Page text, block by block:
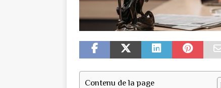
Contenu de la page